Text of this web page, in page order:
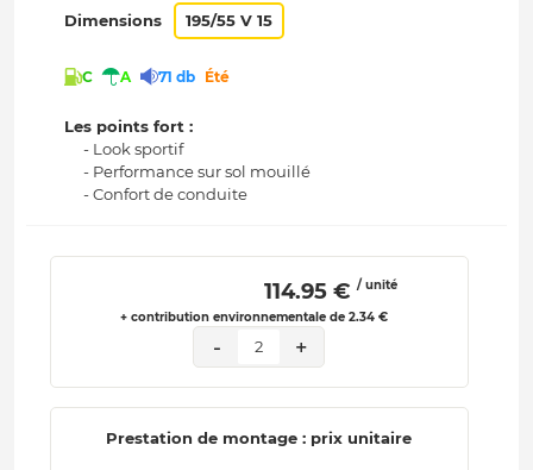
Dimensions 195/55 V 15
C A 71 db Été
Les points fort :
- Look sportif
- Performance sur sol mouillé
- Confort de conduite
114.95 € / unité
+ contribution environnementale de 2.34 €
- 2 +
Prestation de montage : prix unitaire